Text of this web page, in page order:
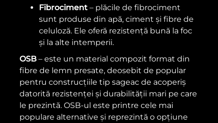
Fibrociment – plăcile de fibrociment
sunt produse din apă, ciment și fibre de
celuloză. Ele oferă rezistență bună la foc
și la alte intemperii.
OSB – este un material compozit format din
fibre de lemn presate, deosebit de popular
pentru construcțiile tip sageac de acoperiș
datorită rezistenței și durabilității mari pe care
le prezintă. OSB-ul este printre cele mai
populare alternative și reprezintă o opțiune